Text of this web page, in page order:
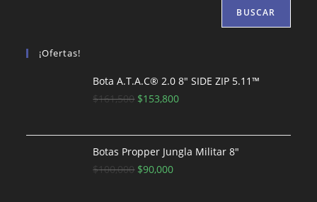
BUSCAR
¡Ofertas!
Bota A.T.A.C® 2.0 8″ SIDE ZIP 5.11™
$161,500 El
original
era:
$161,500.
$153,800El
actual
es:
Botas Propper Jungla Militar 8"
$100,000 El
$90,000El